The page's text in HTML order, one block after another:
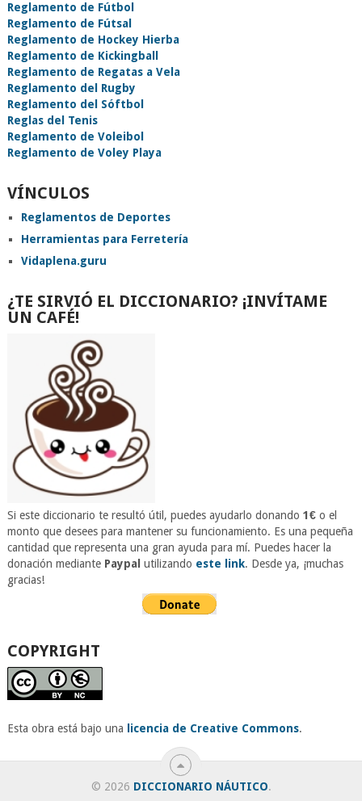
Reglamento de Fútbol
Reglamento de Fútsal
Reglamento de Hockey Hierba
Reglamento de Kickingball
Reglamento de Regatas a Vela
Reglamento del Rugby
Reglamento del Sóftbol
Reglas del Tenis
Reglamento de Voleibol
Reglamento de Voley Playa
VÍNCULOS
Reglamentos de Deportes
Herramientas para Ferretería
Vidaplena.guru
¿TE SIRVIÓ EL DICCIONARIO? ¡INVÍTAME
UN CAFÉ!
Si este diccionario te resultó útil, puedes ayudarlo donando 1€o el
monto que desees para mantener su funcionamiento. Es una pequeña
cantidad que representa una gran ayuda para mí. Puedes hacer la
donación mediante Paypal utilizando este link. Desde ya, ¡muchas
gracias!
COPYRIGHT
Esta obra está bajo una licencia de Creative Commons.
© 2026 DICCIONARIO NÁUTICO.